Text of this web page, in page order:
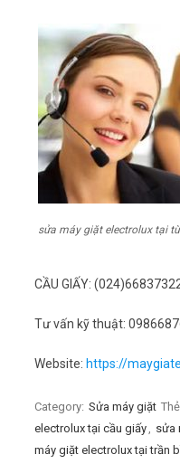
sửa máy giặt electrolux tại
CẦU GIẤY:
Tư vấn kỹ thuật:
Website: https://
Category: Sửa máy giặt
electrolux tại cầu giấy, sửa
máy giặt electrolux tại trần